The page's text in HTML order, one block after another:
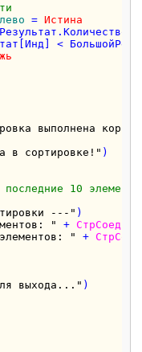
= Истина
<
выполнена
в сортировке!" )
10
---" )
" +
" +
выхода..." )